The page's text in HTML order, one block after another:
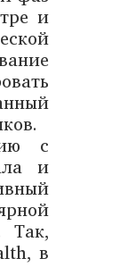
и
с
и
Так,
в